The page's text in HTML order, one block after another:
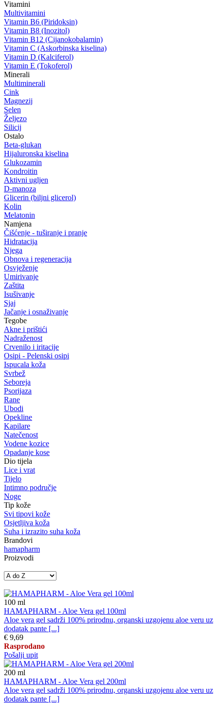
Vitamini
Multivitamini
Vitamin B6 (Piridoksin)
Vitamin B8 (Inozitol)
Vitamin B12 (Cijanokobalamin)
Vitamin C (Askorbinska kiselina)
Vitamin D (Kalciferol)
Vitamin E (Tokoferol)
Minerali
Multiminerali
Cink
Magnezij
Selen
Željezo
Silicij
Ostalo
Beta-glukan
Hijaluronska kiselina
Glukozamin
Kondroitin
Aktivni ugljen
D-manoza
Glicerin (biljni glicerol)
Kolin
Melatonin
Namjena
Čišćenje - tuširanje i pranje
Hidratacija
Njega
Obnova i regeneracija
Osvježenje
Umirivanje
Zaštita
Isušivanje
Sjaj
Jačanje i osnaživanje
Tegobe
Akne i prištići
Nadraženost
Crvenilo i iritacije
Osipi - Pelenski osipi
Ispucala koža
Svrbež
Seboreja
Psorijaza
Rane
Ubodi
Opekline
Kapilare
Natečenost
Vodene kozice
Opadanje kose
Dio tijela
Lice i vrat
Tijelo
Intimno područje
Noge
Tip kože
Svi tipovi kože
Osjetljiva koža
Suha i izrazito suha koža
Brandovi
hamapharm
Proizvodi
100 ml
HAMAPHARM - Aloe Vera gel 100ml
Aloe vera gel sadrži 100% prirodnu, organski uzgojenu aloe veru uz
dodatak pante [...]
€ 9,69
Rasprodano
Pošalji upit
200 ml
HAMAPHARM - Aloe Vera gel 200ml
Aloe vera gel sadrži 100% prirodnu, organski uzgojenu aloe veru uz
dodatak pante [...]